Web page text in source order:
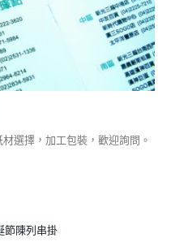
選擇，加工包裝，歡迎詢問。
節陳列串掛